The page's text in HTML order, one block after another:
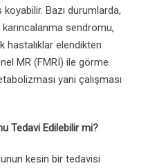
Bazı durumlarda,
sendromu,
hastalıklar elendikten
MR (FMRI) ile görme
yani çalışması
Tedavi Edilebilir mi?
kesin bir tedavisi